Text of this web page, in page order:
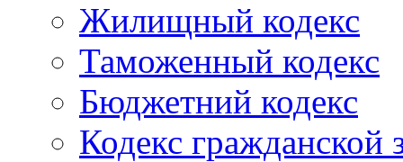
Жилищный кодекс
Таможенный кодекс
Бюджетний кодекс
Кодекс гражданской